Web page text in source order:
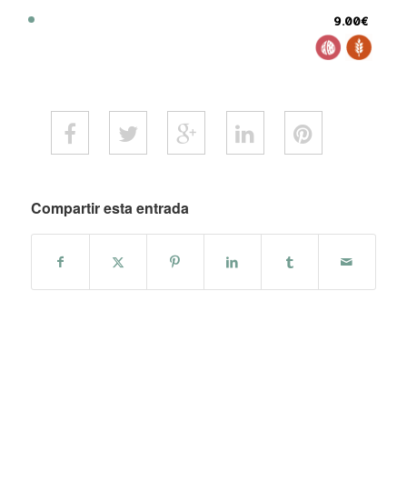
9.00€
Compartir esta entrada